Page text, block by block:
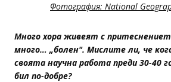
Фотография: National
Много хора живеят с
много… „болен". Мислите ли, че
своята научна работа преди 30-40
бил по-добре?